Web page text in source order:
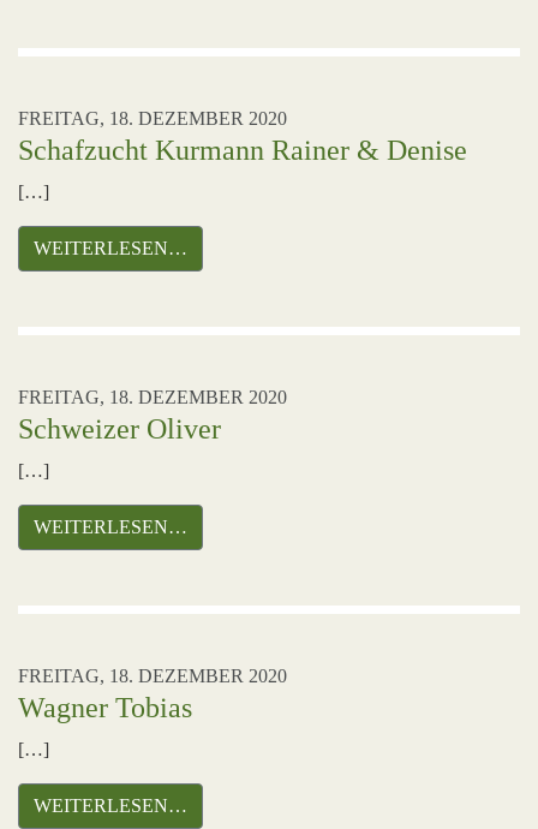
FREITAG, 18. DEZEMBER 2020
Schafzucht Kurmann Rainer & Denise
[…]
WEITERLESEN…
FREITAG, 18. DEZEMBER 2020
Schweizer Oliver
[…]
WEITERLESEN…
FREITAG, 18. DEZEMBER 2020
Wagner Tobias
[…]
WEITERLESEN…